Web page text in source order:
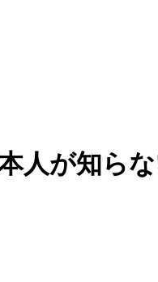
人が知ら